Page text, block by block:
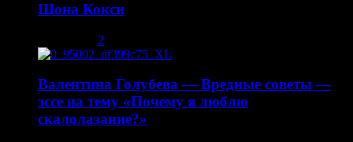
Шона Кокси
2
Валентина Голубева — Вредные советы —
эссе на тему «Почему я люблю
скалолазание?»